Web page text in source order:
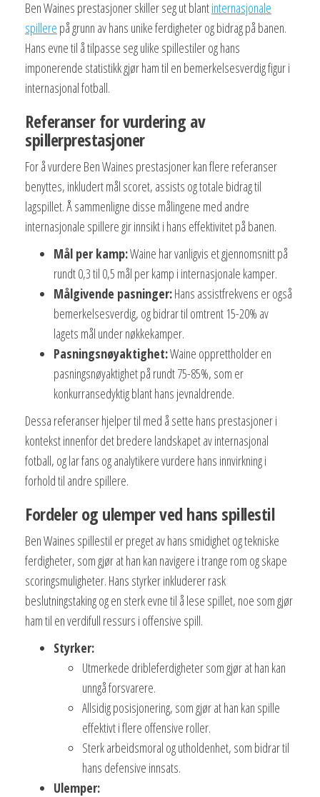
Ben Waines prestasjoner skiller seg ut blantinternasjonale
spillere på grunn av hans unike ferdigheter og bidrag på banen.
Hans evne til å tilpasse seg ulike spillestiler og hans
imponerende statistikk gjør ham til en bemerkelsesverdig figur i
internasjonal fotball.
Referanser for vurdering av
spillerprestasjoner
For å vurdere Ben Waines prestasjoner kan flere referanser
benyttes, inkludert mål scoret, assists og totale bidrag til
lagspillet. Å sammenligne disse målingene med andre
internasjonale spillere gir innsikt i hans effektivitet på banen.
Mål per kamp:Waine har vanligvis et gjennomsnitt på
rundt 0,3 til 0,5 mål per kamp i internasjonale kamper.
Målgivende pasninger:Hans assistfrekvens er også
bemerkelsesverdig, og bidrar til omtrent 15-20% av
lagets mål under nøkkekamper.
Pasningsnøyaktighet:Waine opprettholder en
pasningsnøyaktighet på rundt 75-85%, som er
konkurransedyktig blant hans jevnaldrende.
Dessa referanser hjelper til med å sette hans prestasjoner i
kontekst innenfor det bredere landskapet av internasjonal
fotball, og lar fans og analytikere vurdere hans innvirkning i
forhold til andre spillere.
Fordeler og ulemper ved hans spillestil
Ben Waines spillestil er preget av hans smidighet og tekniske
ferdigheter, som gjør at han kan navigere i trange rom og skape
scoringsmuligheter. Hans styrker inkluderer rask
beslutningstaking og en sterk evne til å lese spillet, noe som gjør
ham til en verdifull ressurs i offensive spill.
Styrker:
Utmerkede dribleferdigheter som gjør at han kan
unngå forsvarere.
Allsidig posisjonering, som gjør at han kan spille
effektivt i flere offensive roller.
Sterk arbeidsmoral og utholdenhet, som bidrar til
hans defensive innsats.
Ulemper: